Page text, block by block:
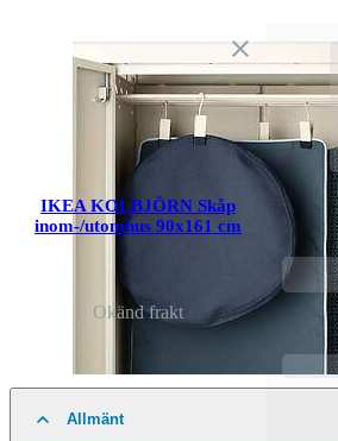
IKEA KOLBJÖRN Skåp
inom-/utomhus 90x161 cm
Okänd frakt
Allmänt